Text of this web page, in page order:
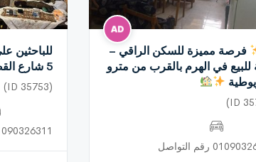
فرصة مميزة للسكن الراقي –
في الهرم بالقرب من مترو
رقم التواصل
للباحثين
5 شارع القصر النيل
(ID 35753)
01090326311 رقم